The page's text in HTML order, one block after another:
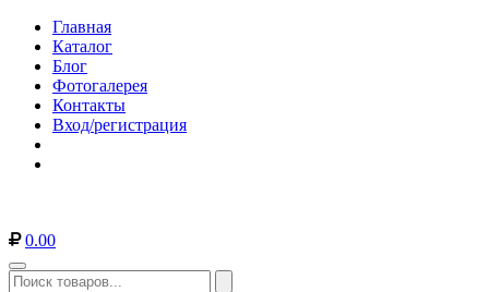
Главная
Каталог
Блог
Фотогалерея
Контакты
Вход/регистрация
0.00